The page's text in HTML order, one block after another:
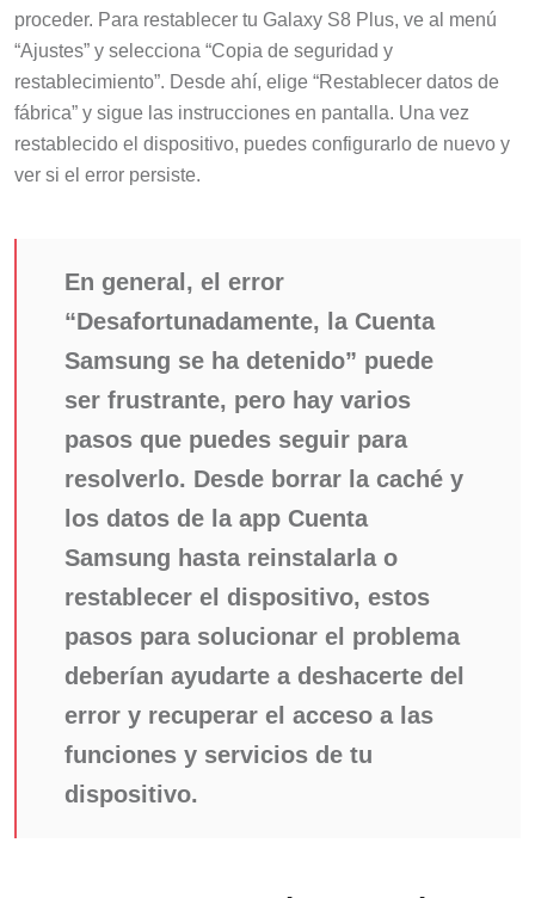
proceder. Para restablecer tu Galaxy S8 Plus, ve al menú
“Ajustes” y selecciona “Copia de seguridad y
restablecimiento”. Desde ahí, elige “Restablecer datos de
fábrica” y sigue las instrucciones en pantalla. Una vez
restablecido el dispositivo, puedes configurarlo de nuevo y
ver si el error persiste.
En general, el error
“Desafortunadamente, la Cuenta
Samsung se ha detenido” puede
ser frustrante, pero hay varios
pasos que puedes seguir para
resolverlo. Desde borrar la caché y
los datos de la app Cuenta
Samsung hasta reinstalarla o
restablecer el dispositivo, estos
pasos para solucionar el problema
deberían ayudarte a deshacerte del
error y recuperar el acceso a las
funciones y servicios de tu
dispositivo.